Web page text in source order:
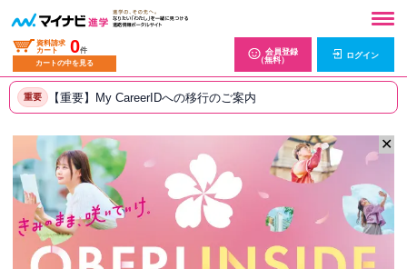
資料請求
カート
0件
カートの中を見る
会員登録
（無料）
ログイン
重要 【重要】My CareerIDへの移行のご案内
✕